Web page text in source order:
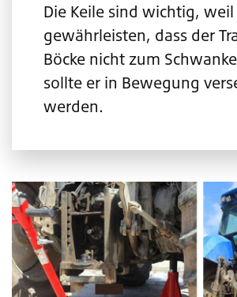
Die Keile sind wichtig, weil
gewährleisten, dass der
Böcke nicht zum
sollte er in Bewegung
werden.